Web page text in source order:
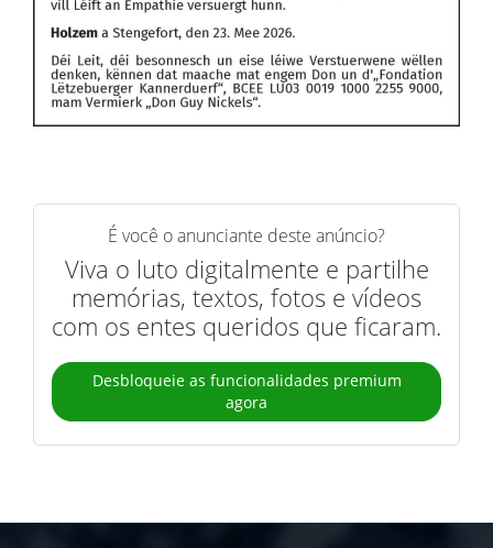
É você o anunciante deste anúncio?
Viva o luto digitalmente e partilhe
memórias, textos, fotos e vídeos
com os entes queridos que ficaram.
Desbloqueie as funcionalidades premium
agora